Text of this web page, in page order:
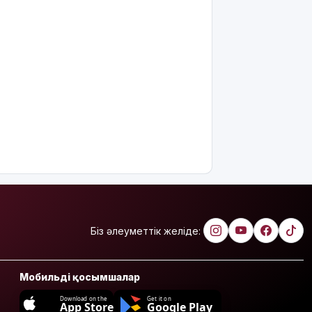
Біз әлеуметтік желіде:
Мобильді қосымшалар
Download on the
App Store
Get it on
Google Play